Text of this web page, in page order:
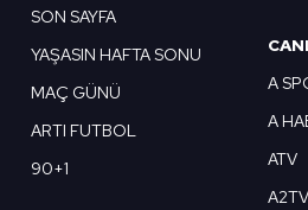
SON SAYFA
YAŞASIN HAFTA SONU
MAÇ GÜNÜ
ARTI FUTBOL
90+1
A
A
ATV
A2TV